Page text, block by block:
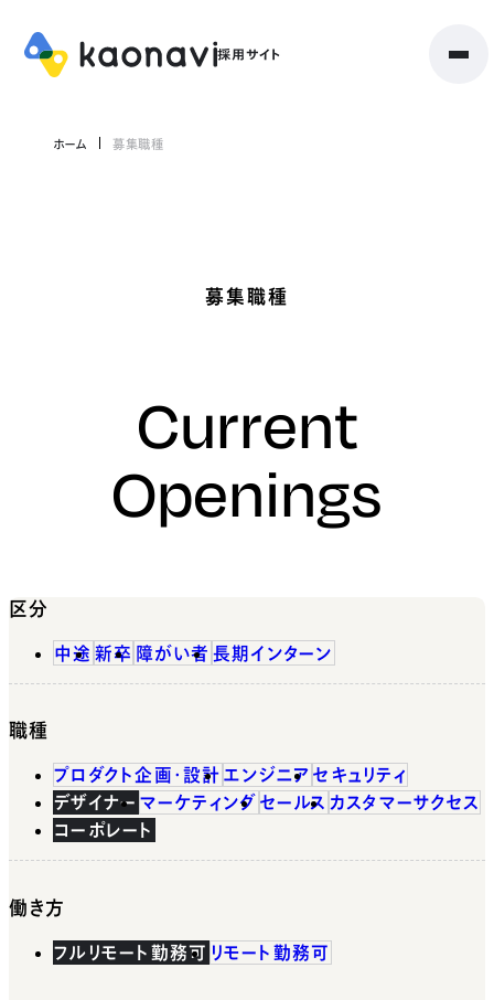
ホーム 募集職種
募集職種
Current
Openings
区分
中途 新卒 障がい者 長期インターン
職種
プロダクト企画・設計 エンジニア セキュリティ
デザイナー マーケティング セールス カスタマーサクセス
コーポレート
働き方
フルリモート勤務可 リモート勤務可